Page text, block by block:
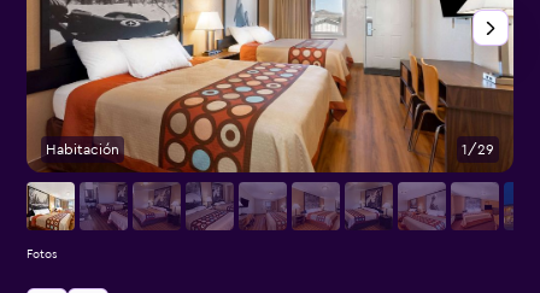
Habitación 1/29
Fotos